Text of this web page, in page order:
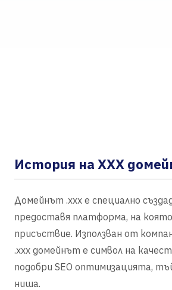
История на XXX
Домейнът .xxx е специално
предоставя платформа, на
присъствие. Използван от
.xxx домейнът е символ на
подобри SEO оптимизацията,
ниша.